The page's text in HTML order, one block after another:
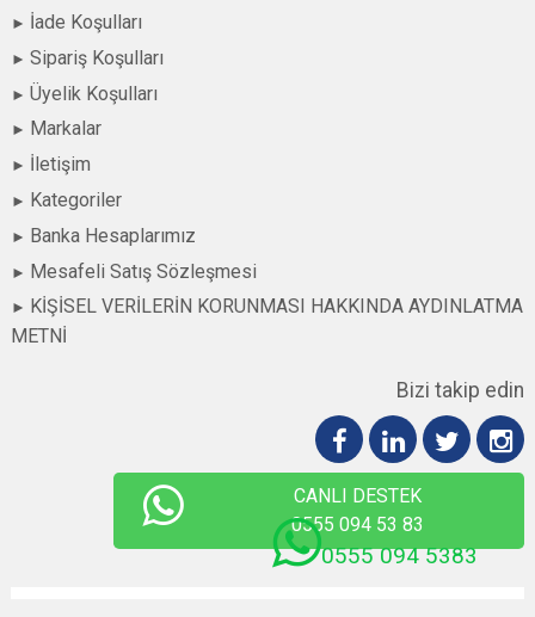
İade Koşulları
Sipariş Koşulları
Üyelik Koşulları
Markalar
İletişim
Kategoriler
Banka Hesaplarımız
Mesafeli Satış Sözleşmesi
KİŞİSEL VERİLERİN KORUNMASI HAKKINDA AYDINLATMA
METNİ
Bizi takip edin
CANLI DESTEK
0555 094 53 83
0555 094 5383